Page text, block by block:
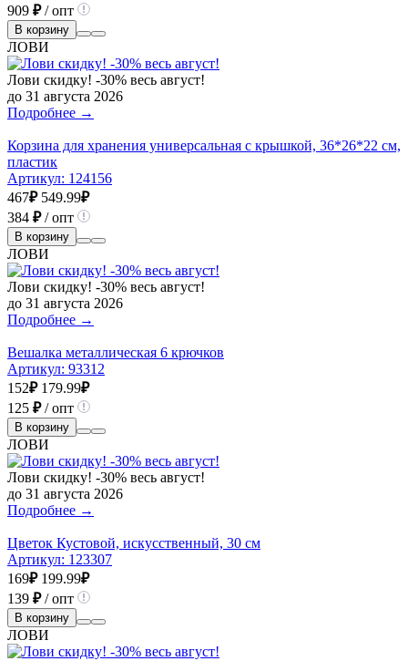
909 ₽/ опт
В корзину
ЛОВИ
Лови скидку! -30% весь август!
до 31 августа 2026
Подробнее →
Корзина для хранения универсальная с крышкой, 36*26*22 см,
пластик
Артикул: 124156
467₽ 549.99₽
384 ₽/ опт
В корзину
ЛОВИ
Лови скидку! -30% весь август!
до 31 августа 2026
Подробнее →
Вешалка металлическая 6 крючков
Артикул: 93312
152₽ 179.99₽
125 ₽/ опт
В корзину
ЛОВИ
Лови скидку! -30% весь август!
до 31 августа 2026
Подробнее →
Цветок Кустовой, искусственный, 30 см
Артикул: 123307
169₽ 199.99₽
139 ₽/ опт
В корзину
ЛОВИ